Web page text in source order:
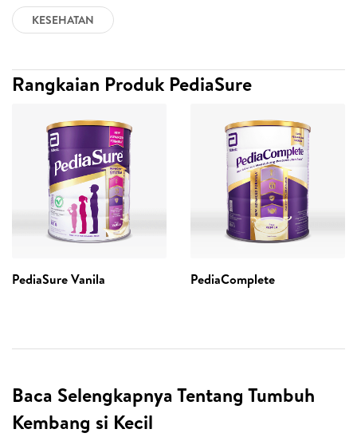
KESEHATAN
Rangkaian Produk PediaSure
PediaSure Vanila PediaComplete
Baca Selengkapnya Tentang Tumbuh
Kembang si Kecil